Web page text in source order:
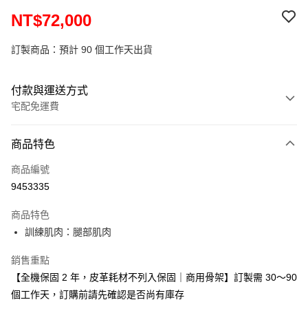
NT$72,000
訂製商品：預計 90 個工作天出貨
付款與運送方式
宅配免運費
信用卡一次付款
運送方式
小型商品提供宅配服務；大型商品到府安裝（不含宜花東、偏遠地
區及離島，另行報價約3000–6000元)
商品特色
商品編號
9453335
商品特色
訓練肌肉：腿部肌肉
銷售重點
【全機保固 2 年，皮革耗材不列入保固｜商用骨架】訂製需 30～90
個工作天，訂購前請先確認是否尚有庫存